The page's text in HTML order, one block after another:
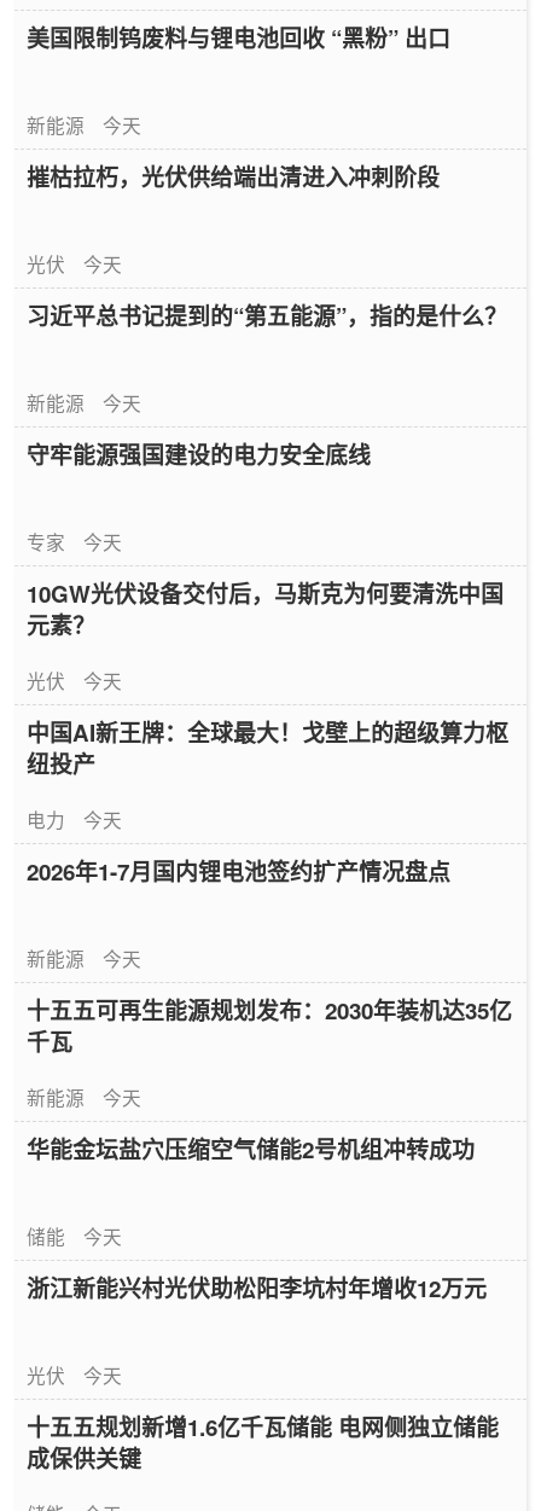
美国限制钨废料与锂电池回收 “黑粉” 出口
新能源 今天
摧枯拉朽，光伏供给端出清进入冲刺阶段
光伏 今天
习近平总书记提到的“第五能源”，指的是什么？
新能源 今天
守牢能源强国建设的电力安全底线
专家 今天
10GW光伏设备交付后，马斯克为何要清洗中国
元素？
光伏 今天
中国AI新王牌：全球最大！戈壁上的超级算力枢
纽投产
电力 今天
2026年1-7月国内锂电池签约扩产情况盘点
新能源 今天
十五五可再生能源规划发布：2030年装机达35亿
千瓦
新能源 今天
华能金坛盐穴压缩空气储能2号机组冲转成功
储能 今天
浙江新能兴村光伏助松阳李坑村年增收12万元
光伏 今天
十五五规划新增1.6亿千瓦储能 电网侧独立储能
成保供关键